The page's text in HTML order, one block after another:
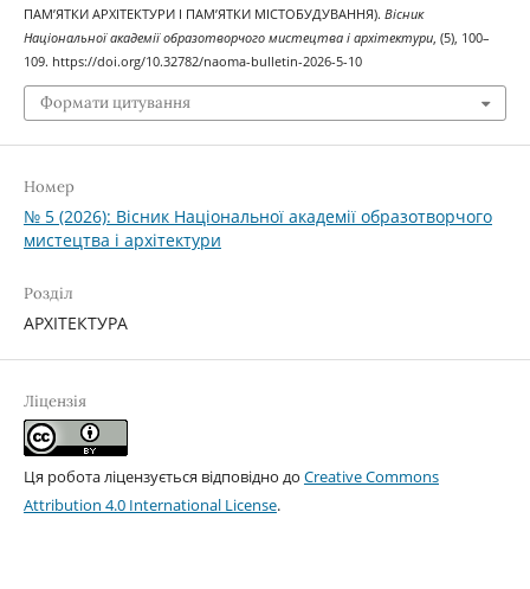
ПАМ’ЯТКИ АРХІТЕКТУРИ І ПАМ’ЯТКИ МІСТОБУДУВАННЯ). Вісник
Національної академії образотворчого мистецтва і архітектури, (5), 100–
109. https://doi.org/10.32782/naoma-bulletin-2026-5-10
Формати цитування
Номер
№ 5 (2026): Вісник Національної академії образотворчого
мистецтва і архітектури
Розділ
АРХІТЕКТУРА
Ліцензія
Ця робота ліцензується відповідно до Creative Commons
Attribution 4.0 International License.